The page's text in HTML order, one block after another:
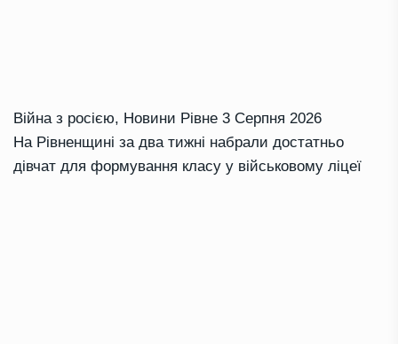
Війна з росією, Новини Рівне 3 Серпня 2026
На Рівненщині за два тижні набрали достатньо
дівчат для формування класу у військовому ліцеї